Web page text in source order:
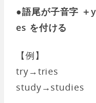
●語尾が子音字 ＋
es を付ける
【例】
try→tries
study→studies